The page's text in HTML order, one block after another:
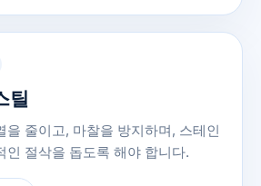
틸
을 줄이고, 마찰을 방지하며, 스테인
인 절삭을 돕도록 해야 합니다.